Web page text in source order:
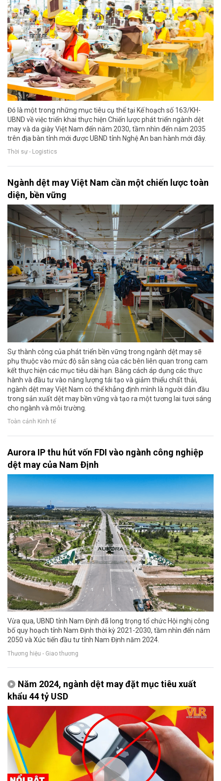
Đó là một trong những mục tiêu cụ thể tại Kế hoạch số 163/KH-
UBND về việc triển khai thực hiện Chiến lược phát triển ngành dệt
may và da giày Việt Nam đến năm 2030, tầm nhìn đến năm 2035
trên địa bàn tỉnh mới được UBND tỉnh Nghệ An ban hành mới đây.
Thời sự - Logistics
Ngành dệt may Việt Nam cần một chiến lược toàn
diện, bền vững
Sự thành công của phát triển bền vững trong ngành dệt may sẽ
phụ thuộc vào mức độ sẵn sàng của các bên liên quan trong cam
kết thực hiện các mục tiêu dài hạn. Bằng cách áp dụng các thực
hành và đầu tư vào năng lượng tái tạo và giảm thiểu chất thải,
ngành dệt may Việt Nam có thể khẳng định mình là người dẫn đầu
trong sản xuất dệt may bền vững và tạo ra một tương lai tươi sáng
cho ngành và môi trường.
Toàn cảnh Kinh tế
Aurora IP thu hút vốn FDI vào ngành công nghiệp
dệt may của Nam Định
Vừa qua, UBND tỉnh Nam Định đã long trọng tổ chức Hội nghị công
bố quy hoạch tỉnh Nam Định thời kỳ 2021-2030, tầm nhìn đến năm
2050 và Xúc tiến đầu tư tỉnh Nam Định năm 2024.
Thương hiệu - Giao thương
Năm 2024, ngành dệt may đặt mục tiêu xuất
khẩu 44 tỷ USD